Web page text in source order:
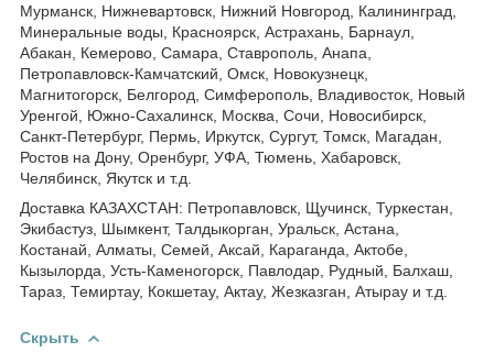
Мурманск, Нижневартовск, Нижний Новгород, Калининград,
Минеральные воды, Красноярск, Астрахань, Барнаул,
Абакан, Кемерово, Самара, Ставрополь, Анапа,
Петропавловск-Камчатский, Омск, Новокузнецк,
Магнитогорск, Белгород, Симферополь, Владивосток, Новый
Уренгой, Южно-Сахалинск, Москва, Сочи, Новосибирск,
Санкт-Петербург, Пермь, Иркутск, Сургут, Томск, Магадан,
Ростов на Дону, Оренбург, УФА, Тюмень, Хабаровск,
Челябинск, Якутск и т.д.
Доставка КАЗАХСТАН: Петропавловск, Щучинск, Туркестан,
Экибастуз, Шымкент, Талдыкорган, Уральск, Астана,
Костанай, Алматы, Семей, Аксай, Караганда, Актобе,
Кызылорда, Усть-Каменогорск, Павлодар, Рудный, Балхаш,
Тараз, Темиртау, Кокшетау, Актау, Жезказган, Атырау и т.д.
Скрыть